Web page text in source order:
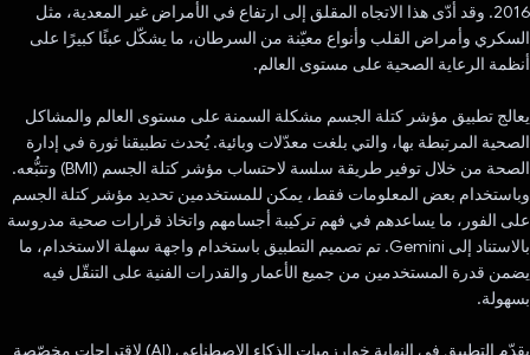
2016. وقد أدّى هذا الاتجاه المقلق إلى ارتفاع في الأمراض غير المعدية، مثل
السكري وأمراض القلب وأنواع معيّنة من السرطان، ما يشكّل عبئًا كبيرًا على
أنظمة الرعاية الصحية على مستوى العالم.
يعالج تطبيق مؤشر كتلة الجسم مشكلة السمنة على مستوى العالم والمشاكل
الصحية المرتبطة بها، والتي بلغت معدّلات وبائية. يُحدث تطبيقنا ثورة في إدارة
الصحة من خلال توفير طريقة سلسة لاحتساب مؤشر كتلة الجسم (BMI) وتتبُّعه.
وباستخدام بعض المعلومات فقط، يمكن للمستخدمين تحديد مؤشر كتلة الجسم
على الفور، ما يساعدهم في فهم تركيبة أجسامهم واتخاذ قرارات صحية مدروسة
بالاستناد إلى Gemini. تم تصميم التطبيق باستخدام واجهة سهلة الاستخدام، ما
يضمن قدرة المستخدمين من جميع الأعمار والقدرات الفنية على التنقّل فيه
بسهولة.
يقدّم التطبيق في النهاية خوارزميات الذكاء الاصطناعي (AI) لاقتراحات مخصّصة